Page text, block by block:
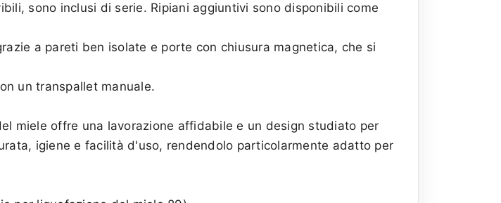
sono inclusi di serie. Ripiani aggiuntivi sono disponibili come
a pareti ben isolate e porte con chiusura magnetica, che si
un transpallet manuale.
miele offre una lavorazione affidabile e un design studiato per
igiene e facilità d'uso, rendendolo particolarmente adatto per